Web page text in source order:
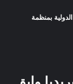
بمنظمة